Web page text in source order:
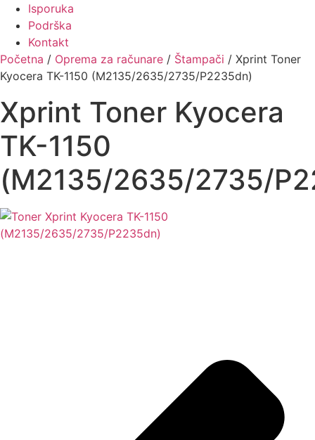
Isporuka
Podrška
Kontakt
Početna / Oprema za računare / Štampači / Xprint Toner
Kyocera TK-1150 (M2135/2635/2735/P2235dn)
Xprint Toner Kyocera
TK-1150
(M2135/2635/2735/